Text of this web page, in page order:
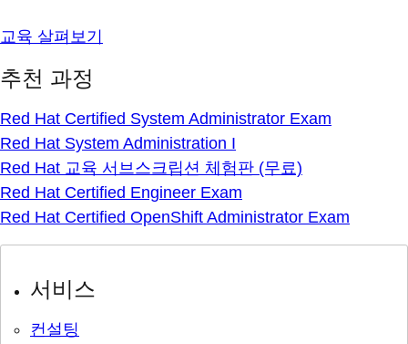
교육 살펴보기
추천 과정
Red Hat Certified System Administrator Exam
Red Hat System Administration I
Red Hat 교육 서브스크립션 체험판 (무료)
Red Hat Certified Engineer Exam
Red Hat Certified OpenShift Administrator Exam
서비스
컨설팅